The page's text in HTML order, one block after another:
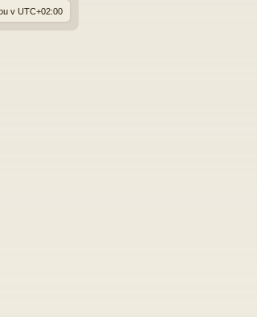
v UTC+02:00